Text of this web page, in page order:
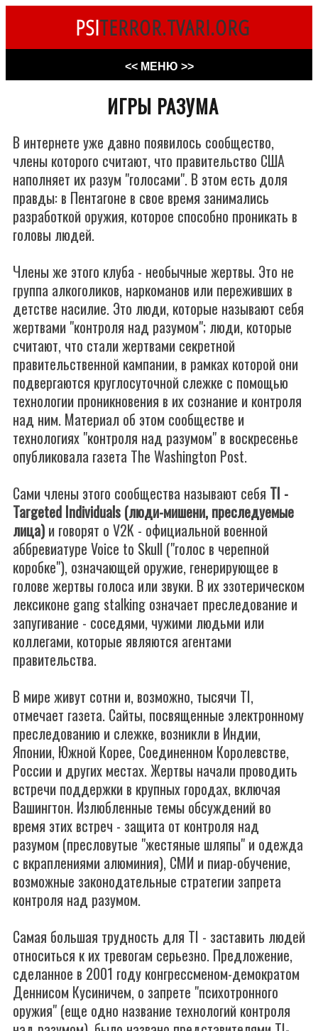
PSITERROR.TVARI.ORG
<< МЕНЮ >>
ИГРЫ РАЗУМА
В интернете уже давно появилось сообщество,
члены которого считают, что правительство США
наполняет их разум "голосами". В этом есть доля
правды: в Пентагоне в свое время занимались
разработкой оружия, которое способно проникать в
головы людей.
Члены же этого клуба - необычные жертвы. Это не
группа алкоголиков, наркоманов или переживших в
детстве насилие. Это люди, которые называют себя
жертвами "контроля над разумом"; люди, которые
считают, что стали жертвами секретной
правительственной кампании, в рамках которой они
подвергаются круглосуточной слежке с помощью
технологии проникновения в их сознание и контроля
над ним. Материал об этом сообществе и
технологиях "контроля над разумом" в воскресенье
опубликовала газета The Washington Post.
Сами члены этого сообщества называют себя TI -
Targeted Individuals (люди-мишени, преследуемые
лица) и говорят о V2K - официальной военной
аббревиатуре Voice to Skull ("голос в черепной
коробке"), означающей оружие, генерирующее в
голове жертвы голоса или звуки. В их эзотерическом
лексиконе gang stalking означает преследование и
запугивание - соседями, чужими людьми или
коллегами, которые являются агентами
правительства.
В мире живут сотни и, возможно, тысячи TI,
отмечает газета. Сайты, посвященные электронному
преследованию и слежке, возникли в Индии,
Японии, Южной Корее, Соединенном Королевстве,
России и других местах. Жертвы начали проводить
встречи поддержки в крупных городах, включая
Вашингтон. Излюбленные темы обсуждений во
время этих встреч - защита от контроля над
разумом (пресловутые "жестяные шляпы" и одежда
с вкраплениями алюминия), СМИ и пиар-обучение,
возможные законодательные стратегии запрета
контроля над разумом.
Самая большая трудность для TI - заставить людей
относиться к их тревогам серьезно. Предложение,
сделанное в 2001 году конгрессменом-демократом
Деннисом Кусиничем, о запрете "психотронного
оружия" (еще одно название технологий контроля